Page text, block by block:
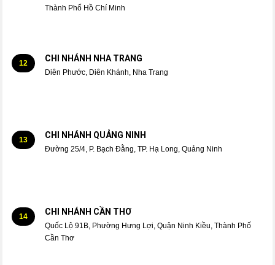
Thành Phố Hồ Chí Minh
12 CHI NHÁNH NHA TRANG
Diên Phước, Diên Khánh, Nha Trang
13 CHI NHÁNH QUẢNG NINH
Đường 25/4, P. Bạch Đằng, TP. Hạ Long, Quảng Ninh
14 CHI NHÁNH CẦN THƠ
Quốc Lộ 91B, Phường Hưng Lợi, Quận Ninh Kiều, Thành Phố
Cần Thơ